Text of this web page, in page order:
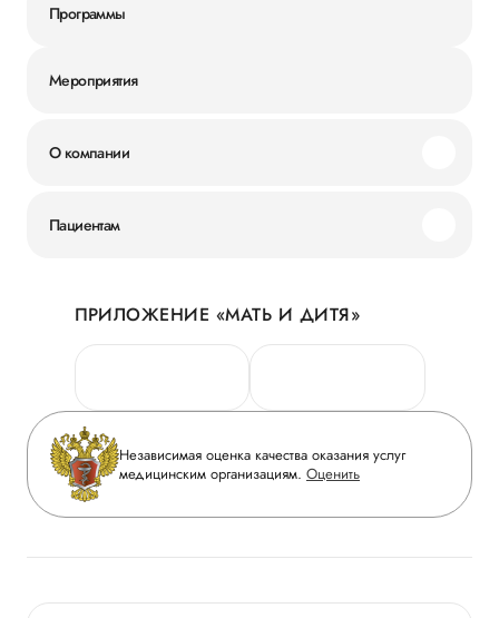
Программы
Мероприятия
О компании
Новости
Руководство
Сотрудничество
Инвесторам
Журнал «Мать и дитя»
Вакансии
Медицинский туризм
Пациентам
Личный кабинет
Персональные данные
Горячая линия качества
Вопрос-ответ
Приложение пациента
Статьи
ПРИЛОЖЕНИЕ «МАТЬ И ДИТЯ»
Независимая оценка качества оказания услуг
медицинским организациям. Оценить